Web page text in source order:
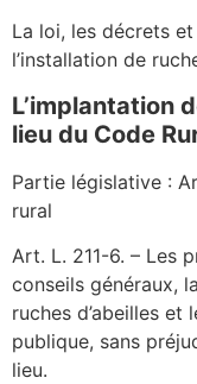
La loi, les décrets
l’installation de
L’implantation
lieu du Code
Partie législative :
rural
Art. L. 211-6. – Les
conseils généraux,
ruches d’abeilles
publique, sans
lieu.